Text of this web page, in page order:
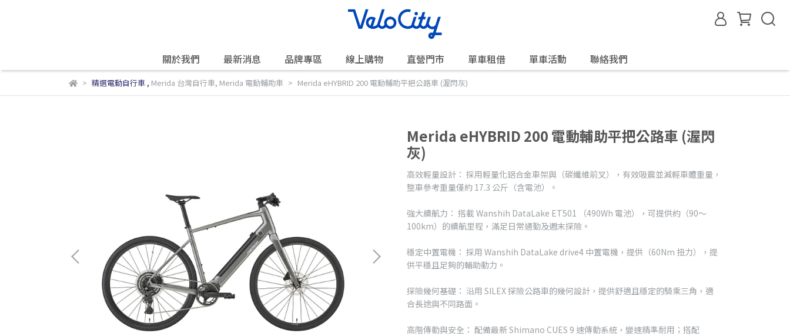
關於我們 最新消息 品牌專區 線上購物 直營門市 單車租借 單車活動 聯絡我們
精選電動自行車, Merida 台灣自行車, Merida 電動輔助車 Merida eHYBRID 200 電動輔助平把公路車 (渥閃灰)
Merida eHYBRID 200 電動輔助平把公路車 (渥閃
灰)
高效輕量設計： 採用輕量化鋁合金車架與（碳纖維前叉），有效吸震並減輕車體重量，
整車參考重量僅約 17.3 公斤（含電池）。
強大續航力： 搭載 Wanshih DataLake ET501 （490Wh 電池），可提供約（90～
100km）的續航里程，滿足日常通勤及週末探險。
穩定中置電機： 採用 Wanshih DataLake drive4 中置電機，提供（60Nm 扭力），提
供平穩且足夠的輔助動力。
探險幾何基礎： 沿用 SILEX 探險公路車的幾何設計，提供舒適且穩定的騎乘三角，適
合長途與不同路面。
高階傳動與安全： 配備最新 Shimano CUES 9 速傳動系統，變速精準耐用；搭配